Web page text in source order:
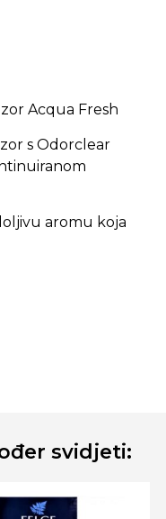
Acqua Fresh
s Odorclear
aromu koja
svidjeti: